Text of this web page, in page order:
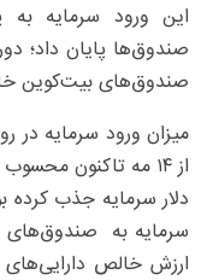
این ورود سرمایه به
صندوق‌های بیت‌کوین
دلار سرمایه جذب